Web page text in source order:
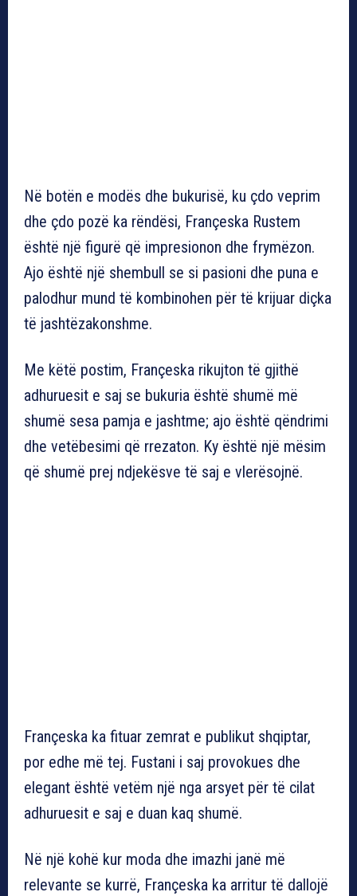
Në botën e modës dhe bukurisë, ku çdo veprim
dhe çdo pozë ka rëndësi, Françeska Rustem
është një figurë që impresionon dhe frymëzon.
Ajo është një shembull se si pasioni dhe puna e
palodhur mund të kombinohen për të krijuar diçka
të jashtëzakonshme.
Me këtë postim, Françeska rikujton të gjithë
adhuruesit e saj se bukuria është shumë më
shumë sesa pamja e jashtme; ajo është qëndrimi
dhe vetëbesimi që rrezaton. Ky është një mësim
që shumë prej ndjekësve të saj e vlerësojnë.
Françeska ka fituar zemrat e publikut shqiptar,
por edhe më tej. Fustani i saj provokues dhe
elegant është vetëm një nga arsyet për të cilat
adhuruesit e saj e duan kaq shumë.
Në një kohë kur moda dhe imazhi janë më
relevante se kurrë, Françeska ka arritur të dallojë